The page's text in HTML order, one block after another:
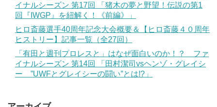
イナルシーズン 第17回 「猪木の夢と野望！伝説の第1
回『IWGP』を紐解く！《前編》」
ヒロ斎藤選手40周年記念大会概要＆【ヒロ斎藤４０周年
ヒストリー】記事一覧（全27回）
「有田と週刊プロレスと」はなぜ面白いのか！？ ファ
イナルシーズン 第14回 「田村潔司vsヘンゾ・グレイシ
ー ”UWFとグレイシーの闘い”とは!?」